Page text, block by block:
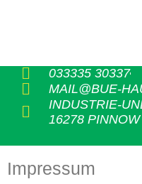
033335 30337
MAIL@BUE-
INDUSTRIE-
16278 PINNOW
Impressum